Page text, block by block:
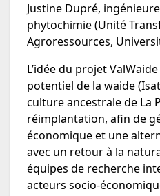
Justine Dupré,
phytochimie (Unité
Agroressources,
L’idée du projet
potentiel de la waide
culture ancestrale de La
réimplantation, afin de
économique et une
avec un retour à la
équipes de recherche
acteurs socio-